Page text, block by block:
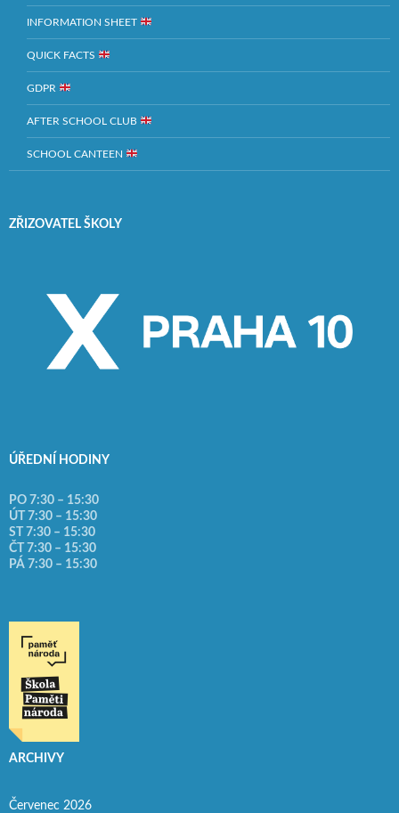
INFORMATION SHEET
QUICK FACTS
GDPR
AFTER SCHOOL CLUB
SCHOOL CANTEEN
ZŘIZOVATEL ŠKOLY
ÚŘEDNÍ HODINY
PO 7:30 – 15:30
ÚT 7:30 – 15:30
ST 7:30 – 15:30
ČT 7:30 – 15:30
PÁ 7:30 – 15:30
ARCHIVY
Červenec 2026